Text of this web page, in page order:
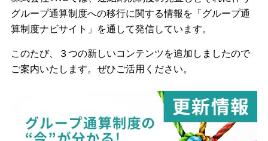
グループ通算制度への移行に関する情報を「グループ通
算制度ナビサイト」を通して発信しています。
このたび、３つの新しいコンテンツを追加しましたので
ご案内いたします。ぜひご活用ください。